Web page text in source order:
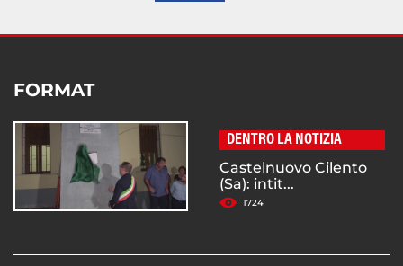
FORMAT
DENTRO LA NOTIZIA
Castelnuovo Cilento
(Sa): intit...
1724